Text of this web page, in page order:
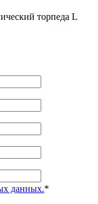
торпеда L
данных.*